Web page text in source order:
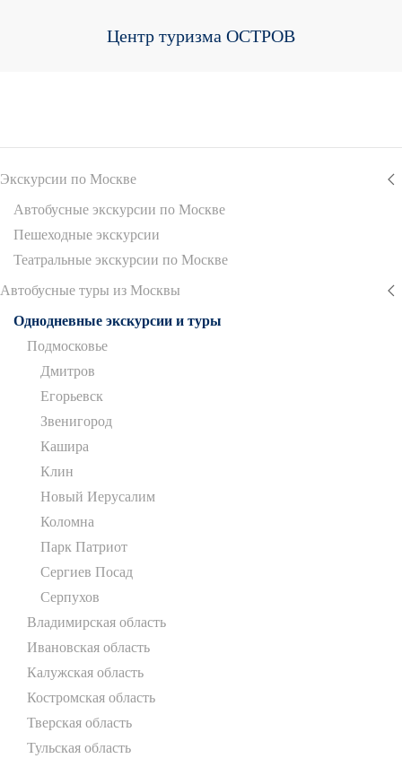
Центр туризма ОСТРОВ
Экскурсии по Москве
Автобусные экскурсии по Москве
Пешеходные экскурсии
Театральные экскурсии по Москве
Автобусные туры из Москвы
Однодневные экскурсии и туры
Подмосковье
Дмитров
Егорьевск
Звенигород
Кашира
Клин
Новый Иерусалим
Коломна
Парк Патриот
Сергиев Посад
Серпухов
Владимирская область
Ивановская область
Калужская область
Костромская область
Тверская область
Тульская область